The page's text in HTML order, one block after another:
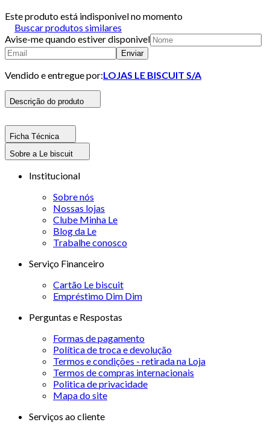
Este produto está indisponivel no momento
Buscar produtos similares
Avise-me quando estiver disponivel
Enviar
Vendido e entregue por:LOJAS LE BISCUIT S/A
Descrição do produto
Ficha Técnica
Sobre a Le biscuit
Institucional
Sobre nós
Nossas lojas
Clube Minha Le
Blog da Le
Trabalhe conosco
Serviço Financeiro
Cartão Le biscuit
Empréstimo Dim Dim
Perguntas e Respostas
Formas de pagamento
Política de troca e devolução
Termos e condições - retirada na Loja
Termos de compras internacionais
Politica de privacidade
Mapa do site
Serviços ao cliente